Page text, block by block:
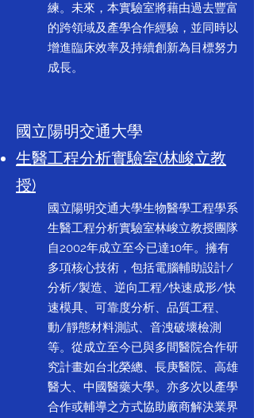
練。未來，本實驗室將藉由過去豐富
的跨領域及產學合作經驗，並同時以
增進臨床效率及持續創新為目標努力
成長。
國立陽明交通大學
生醫工程分析實驗室(林峻立教
授)
國立陽明交通大學生物醫學工程學系
生醫工程分析實驗室林峻立教授團隊
自2002年成立至今已達10年。擁有
多項核心技術，包括電腦輔助設計/
分析/製造、逆向工程/快速成形/快
速模具、可靠度分析、品質工程、
動/靜態材料測試、音洩破壞檢測
等。從成立至今已與多間醫院合作研
究計畫如台北榮總、長庚醫院、高雄
醫大、中國醫藥大學。亦多次以產學
合作或輔導之方式協助廠商解決業界